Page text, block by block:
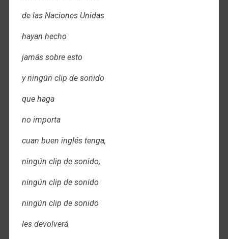
de las Naciones Unidas
hayan hecho
jamás sobre esto
y ningún clip de sonido
que haga
no importa
cuan buen inglés tenga,
ningún clip de sonido,
ningún clip de sonido
ningún clip de sonido
les devolverá